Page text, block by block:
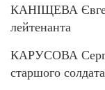
КАНІЩЕВА
лейтенанта
КАРУСОВА
старшого солдата